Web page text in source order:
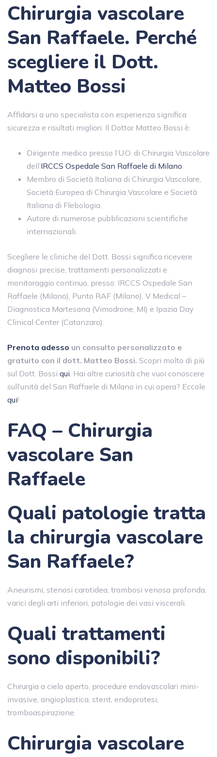
Chirurgia vascolare
San Raffaele. Perché
scegliere il Dott.
Matteo Bossi
Affidarsi a uno specialista con esperienza significa
sicurezza e risultati migliori. Il Dottor Matteo Bossi è:
Dirigente medico presso l’U.O. di Chirurgia Vascolare
dell’IRCCS Ospedale San Raffaele di Milano.
Membro di Società Italiana di Chirurgia Vascolare,
Società Europea di Chirurgia Vascolare e Società
Italiana di Flebologia.
Autore di numerose pubblicazioni scientifiche
internazionali.
Scegliere le cliniche del Dott. Bossi significa ricevere
diagnosi precise, trattamenti personalizzati e
monitoraggio continuo, presso: IRCCS Ospedale San
Raffaele (Milano), Punto RAF (Milano), V Medical –
Diagnostica Martesana (Vimodrone, MI) e Ipazia Day
Clinical Center (Catanzaro).
Prenota adesso un consulto personalizzato e
gratuito con il dott. Matteo Bossi. Scopri molto di più
sul Dott. Bossi qui. Hai altre curiosità che vuoi conoscere
sull’unità del San Raffaele di Milano in cui opera? Eccole
qui!
FAQ – Chirurgia
vascolare San
Raffaele
Quali patologie tratta
la chirurgia vascolare
San Raffaele?
Aneurismi, stenosi carotidea, trombosi venosa profonda,
varici degli arti inferiori, patologie dei vasi viscerali.
Quali trattamenti
sono disponibili?
Chirurgia a cielo aperto, procedure endovascolari mini-
invasive, angioplastica, stent, endoprotesi,
tromboaspirazione.
Chirurgia vascolare